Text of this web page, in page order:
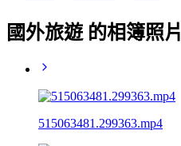
國外旅遊 的相簿照片
515063481.299363.mp4